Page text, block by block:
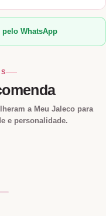
WhatsApp
a Meu Jaleco para
e personalidade.